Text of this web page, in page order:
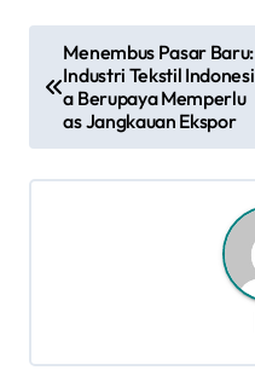
a
v
i
Menembus Pasar Baru:
Industri Tekstil Indonesi
a Berupaya Memperlu
as Jangkauan Ekspor